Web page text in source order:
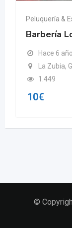
Peluquería &
Barbería
Hace 6
La Zubia,
1.449
10€
©